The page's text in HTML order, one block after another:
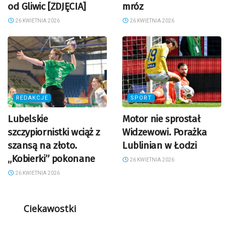
od Gliwic [ZDJĘCIA]
26 KWIETNIA 2026
mróz
26 KWIETNIA 2026
REDAKCJE
Lubelskie
szczypiornistki wciąż z
szansą na złoto.
„Kobierki” pokonane
26 KWIETNIA 2026
SPORT
Motor nie sprostał
Widzewowi. Porażka
Lublinian w Łodzi
26 KWIETNIA 2026
Ciekawostki